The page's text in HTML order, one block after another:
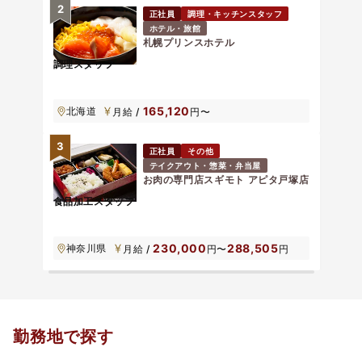
2 正社員
調理・キッチンスタッフ
ホテル・旅館
札幌プリンスホテル
北海道 月給 / 165,120 円〜
調理スタッフ
3 正社員
その他
テイクアウト・惣菜・弁当屋
お肉の専門店スギモト アピタ戸塚店
神奈川県 月給 /230,000 円〜288,505円
食品加工スタッフ
勤務地で探す